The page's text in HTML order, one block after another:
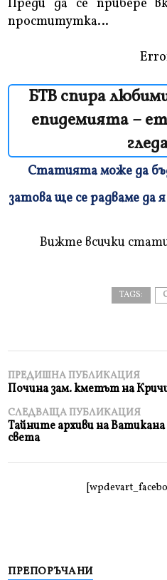
Преди да се прибере
проститутка…
БТВ спира
епидемията –
и
Статията може да
затова ще се радваме да я
Вижте всички
TAGS:
ПРЕДИШНА ПУБЛИКАЦИЯ
Почина зам. кметът на
СЛЕДВАЩА ПУБЛИКАЦИЯ
Тайните архиви на Ватикана
света
ПРЕПОРЪЧАНИ